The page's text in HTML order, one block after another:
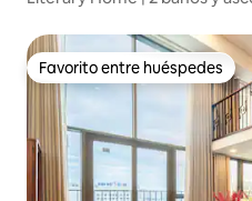
Favorito entre huéspedes
Favorito entre huéspedes